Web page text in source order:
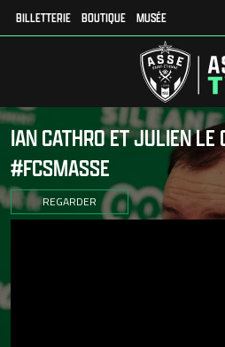
BILLETTERIE BOUTIQUE MUSÉE
IAN CATHRO ET JULIEN LE
#FCSMASSE
REGARDER